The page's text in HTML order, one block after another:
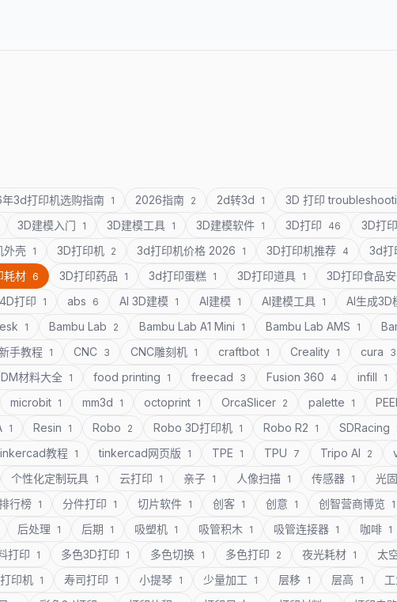
3d打印机选购指南 1 2026指南 2 2d转3d 1 3D 打印
3D建模入门 1 3D建模工具 1 3D建模软件 1 3D打印 46 3D打
外壳 1 3D打印机 2 3d打印机价格 2026 1 3D打印机推荐 4 3d打
耗材 6 3D打印药品 1 3d打印蛋糕 1 3D打印道具 1 3D打印食品
4D打印 1 abs 6 AI 3D建模 1 AI建模 1 AI建模工具 1 AI生成3D
1 Bambu Lab 2 Bambu Lab A1 Mini 1 Bambu Lab AMS 1
手教程 1 CNC 3 CNC雕刻机 1 craftbot 1 Creality 1 cura 3
材料大全 1 food printing 1 freecad 3 Fusion 360 4 infill 1
microbit 1 mm3d 1 octoprint 1 OrcaSlicer 2 palette 1
1 Resin 1 Robo 2 Robo 3D打印机 1 Robo R2 1 SDRacing
教程 1 tinkercad网页版 1 TPE 1 TPU 7 Tripo AI 2
个性化定制玩具 1 云打印 1 亲子 1 人像扫描 1 传感器 1 光
行榜 1 分件打印 1 切片软件 1 创客 1 创意 1 创智营商博览 1
后处理 1 后期 1 吸塑机 1 吸管积木 1 吸管连接器 1 咖啡 1
打印 1 多色3D打印 1 多色切换 1 多色打印 2 夜光耗材 1 太
印机 1 寿司打印 1 小提琴 1 少量加工 1 层移 1 层高 1